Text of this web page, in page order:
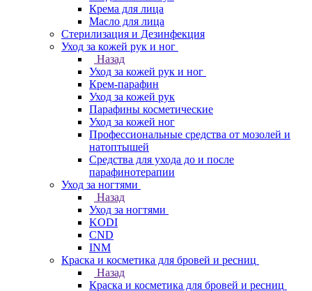
Крема для лица
Масло для лица
Стерилизация и Дезинфекция
Уход за кожей рук и ног
Назад
Уход за кожей рук и ног
Крем-парафин
Уход за кожей рук
Парафины косметические
Уход за кожей ног
Профессиональные средства от мозолей и
натоптышей
Средства для ухода до и после
парафинотерапии
Уход за ногтями
Назад
Уход за ногтями
KODI
CND
INM
Краска и косметика для бровей и ресниц
Назад
Краска и косметика для бровей и ресниц